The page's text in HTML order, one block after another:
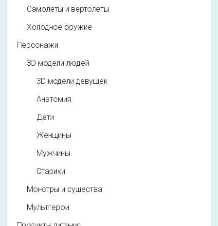
Самолеты и вертолеты
Холодное оружие
Персонажи
3D модели людей
3D модели девушек
Анатомия
Дети
Женщины
Мужчины
Старики
Монстры и существа
Мультгерои